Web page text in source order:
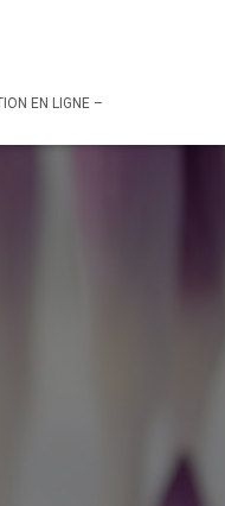
– RESERVATION EN LIGNE –